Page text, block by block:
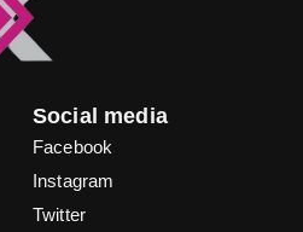
Social media
Facebook
Instagram
Twitter